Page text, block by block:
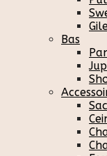
Bas